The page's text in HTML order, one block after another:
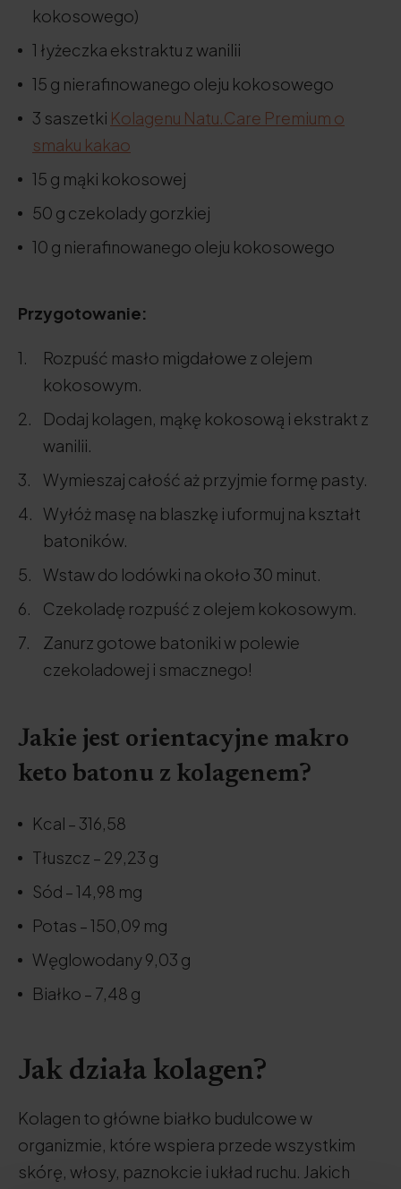
kokosowego)
1 łyżeczka ekstraktu z wanilii
15 g nierafinowanego oleju kokosowego
3 saszetki Kolagenu Natu.Care Premium o
smaku kakao
15 g mąki kokosowej
50 g czekolady gorzkiej
10 g nierafinowanego oleju kokosowego
Przygotowanie:
Rozpuść masło migdałowe z olejem
kokosowym.
Dodaj kolagen, mąkę kokosową i ekstrakt z
wanilii.
Wymieszaj całość aż przyjmie formę pasty.
Wyłóż masę na blaszkę i uformuj na kształt
batoników.
Wstaw do lodówki na około 30 minut.
Czekoladę rozpuść z olejem kokosowym.
Zanurz gotowe batoniki w polewie
czekoladowej i smacznego!
Jakie jest orientacyjne makro
keto batonu z kolagenem?
Kcal – 316,58
Tłuszcz – 29,23 g
Sód – 14,98 mg
Potas – 150,09 mg
Węglowodany 9,03 g
Białko – 7,48 g
Jak działa kolagen?
Kolagen to główne białko budulcowe w
organizmie, które wspiera przede wszystkim
skórę, włosy, paznokcie i układ ruchu. Jakich